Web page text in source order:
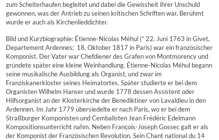
zum Scheiterhaufen begleitet und dabei die Gewissheit ihrer Unschuld
gewonnen, was der Antrieb zu seinen kritischen Schriften war. Berühmt
wurde er auch als Kirchenlieddichter.
Bild und Kurzbiographie: Étienne-Nicolas Méhul (* 22. Juni 1763 in Givet,
Departement Ardennes;  18. Oktober 1817 in Paris) war ein französischer
Komponist. Der Vater war Chefdiener des Grafen von Montmorency und
gründete später eine kleine Weinhandlung. Étienne-Nicolas Méhul begann
seine musikalische Ausbildung als Organist, und zwar im
Franziskanerkloster seines Heimatortes. Später studierte er bei dem
Organisten Wilhelm Hanser und wurde 1778 dessen Assistent oder
Hilfsorganist an der Klosterkirche der Benediktiner von Lavaldieu in den
Ardennen. Im Jahr 1779 übersiedelte er nach Paris, wo er bei dem
Straßburger Komponisten und Cembalisten Jean Frédéric Edelmann
Kompositionsunterricht nahm. Neben François-Joseph Gossec galt er als
der Komponist der Französischen Revolution. Sein Chant national du 14